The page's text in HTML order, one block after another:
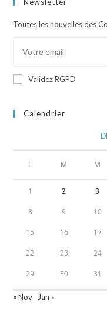
Toutes les nouvelles des
Validez RGPD
Calendrier
L M M
1 2 3
8 9 10
15 16 17
22 23 24
29 30 31
« Nov Jan »